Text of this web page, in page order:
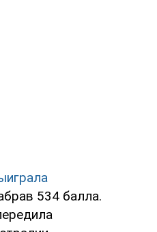
534 балла.